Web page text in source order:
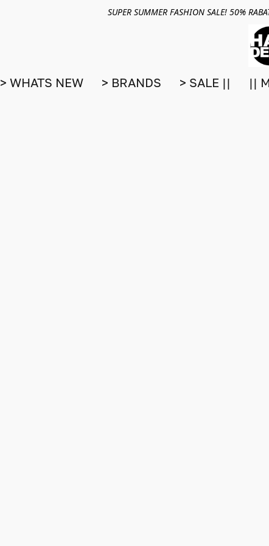
SUPER SUMMER FASHION SALE! 50%
> WHATS NEW > BRANDS > SALE || ||